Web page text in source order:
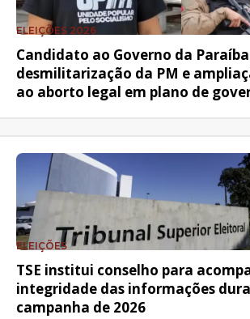
ELEIÇÕES 2026
Candidato ao Governo da
desmilitarização da PM e
ao aborto legal em plano de
ELEIÇÕES
TSE institui conselho para
integridade das informações
campanha de 2026